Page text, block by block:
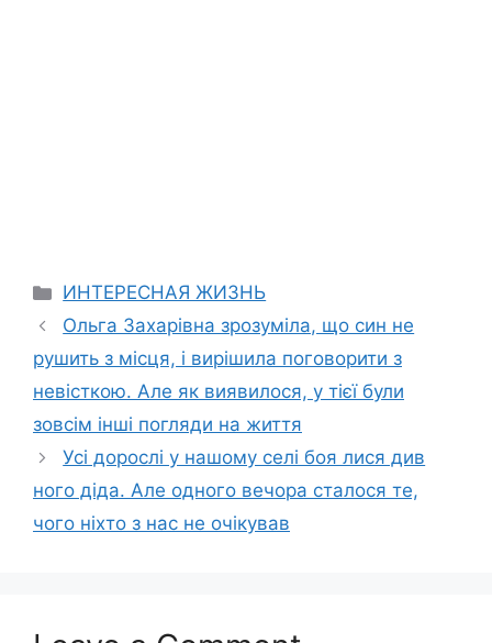
Categories
ИНТЕРЕСНАЯ ЖИЗНЬ
Ольга Захарівна зрозуміла, що син не
рушить з місця, і вирішила поговорити з
невісткою. Але як виявилося, у тієї були
зовсім інші погляди на життя
Усі дорослі у нашому селі боя лися див
ного діда. Але одного вечора сталося те,
чого ніхто з нас не очікував